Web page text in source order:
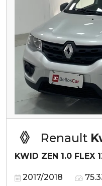
Renault
KWID ZEN 1.0 FLEX
2017/2018